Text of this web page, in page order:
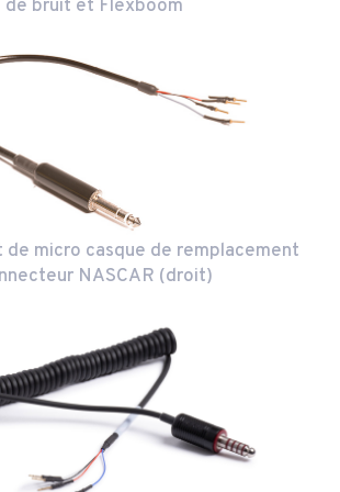
de bruit et Flexboom
de micro casque de remplacement
NASCAR (droit)